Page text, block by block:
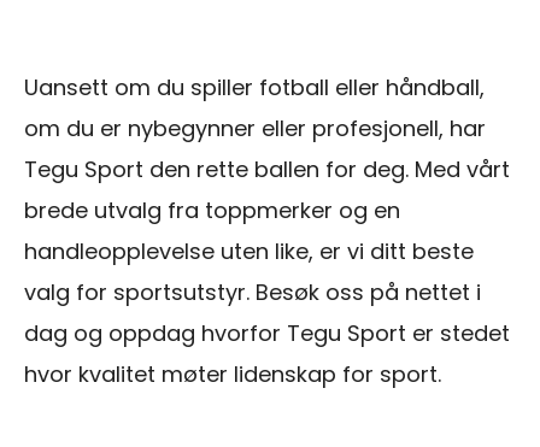
Uansett om du spiller fotball eller håndball,
om du er nybegynner eller profesjonell, har
Tegu Sport den rette ballen for deg. Med vårt
brede utvalg fra toppmerker og en
handleopplevelse uten like, er vi ditt beste
valg for sportsutstyr. Besøk oss på nettet i
dag og oppdag hvorfor Tegu Sport er stedet
hvor kvalitet møter lidenskap for sport.